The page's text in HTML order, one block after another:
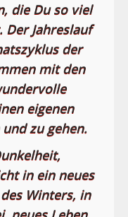
die Du so viel
Jahreslauf
der
mit den
eigenen
zu gehen.
in ein neues
Winters, in